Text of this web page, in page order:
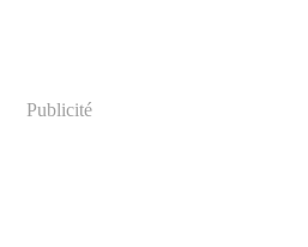
Publicité